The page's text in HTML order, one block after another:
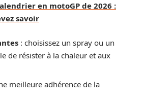
en motoGP de 2026 :
savoir
: choisissez un spray ou un
de résister à la chaleur et aux
meilleure adhérence de la